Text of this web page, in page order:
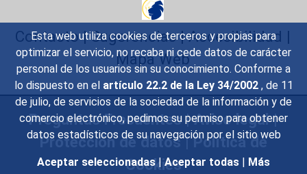
Esta web utiliza cookies de terceros y propias para
optimizar el servicio, no recaba ni cede datos de carácter
personal de los usuarios sin su conocimiento. Conforme a
lo dispuesto en el artículo 22.2 de la Ley 34/2002 , de 11
de julio, de servicios de la sociedad de la información y de
comercio electrónico, pedimos su permiso para obtener
datos estadísticos de su navegación por el sitio web
Aceptar seleccionadas | Aceptar todas | Más
Contacto|Sugerencias|Accesibilidad |
Mapa Web
Preguntas Frecuentes|Aviso legal|
Protección de datos|Política de
Cookies